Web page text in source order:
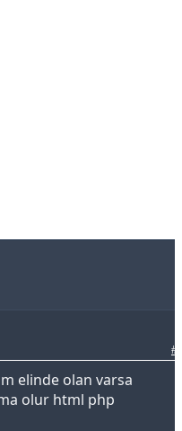
elinde olan varsa
olur html php